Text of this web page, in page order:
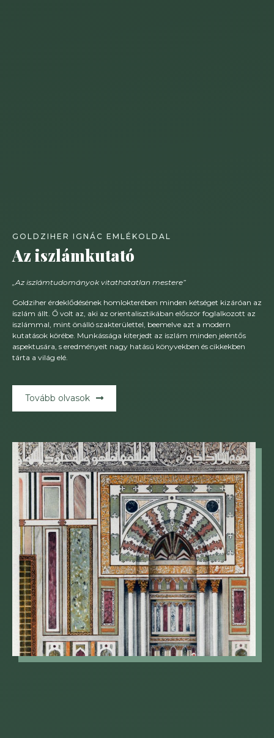
GOLDZIHER IGNÁC EMLÉKOLDAL
Az iszlámkutató
„Az iszlámtudományok vitathatatlan mestere”
Goldziher érdeklődésének homlokterében minden kétséget kizáróan az
iszlám állt. Ő volt az, aki az orientalisztikában először foglalkozott az
iszlámmal, mint önálló szakterülettel, beemelve azt a modern
kutatások körébe. Munkássága kiterjedt az iszlám minden jelentős
aspektusára, s eredményeit nagy hatású könyvekben és cikkekben
tárta a világ elé.
Tovább olvasok